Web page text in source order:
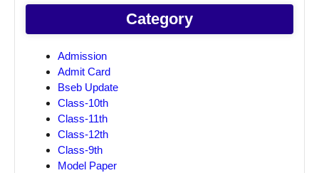
Category
Admission
Admit Card
Bseb Update
Class-10th
Class-11th
Class-12th
Class-9th
Model Paper